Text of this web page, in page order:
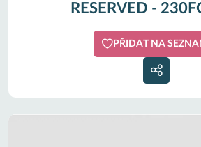
RESERVED -
PŘIDAT NA